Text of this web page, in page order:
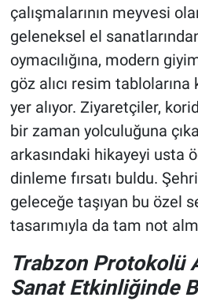
çalışmalarının meyvesi
geleneksel el
oymacılığına, modern
göz alıcı resim
yer alıyor. Ziyaretçiler,
bir zaman yolculuğuna
arkasındaki hikayeyi usta
dinleme fırsatı buldu.
geleceğe taşıyan bu özel
tasarımıyla da tam not
Trabzon Protokolü
Sanat Etkinliğinde